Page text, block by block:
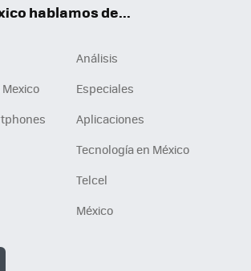
hablamos de...
Análisis
Especiales
Aplicaciones
Tecnología en México
Telcel
México